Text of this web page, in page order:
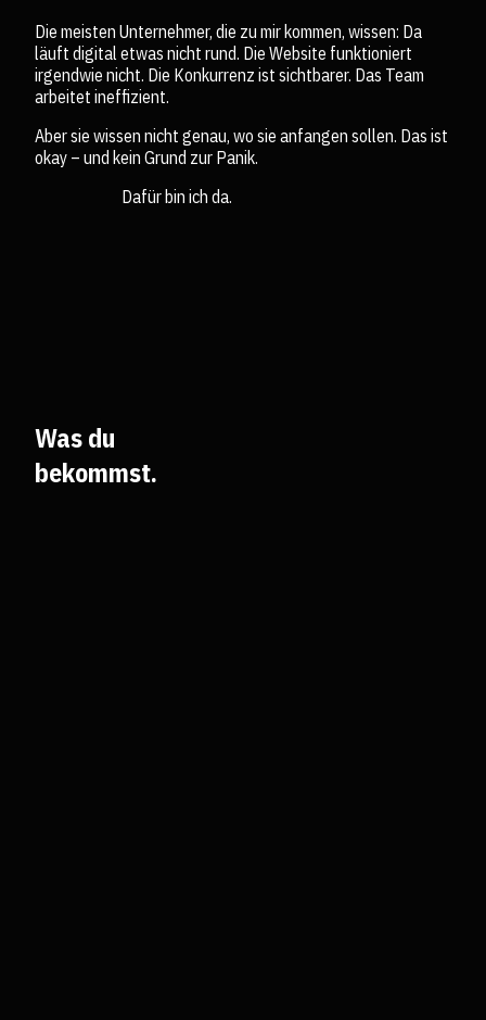
Die meisten Unternehmer, die zu mir kommen, wissen: Da
läuft digital etwas nicht rund. Die Website funktioniert
irgendwie nicht. Die Konkurrenz ist sichtbarer. Das Team
arbeitet ineffizient.
Aber sie wissen nicht genau, wo sie anfangen sollen. Das ist
okay – und kein Grund zur Panik.
Dafür bin ich da.
Was du
bekommst.